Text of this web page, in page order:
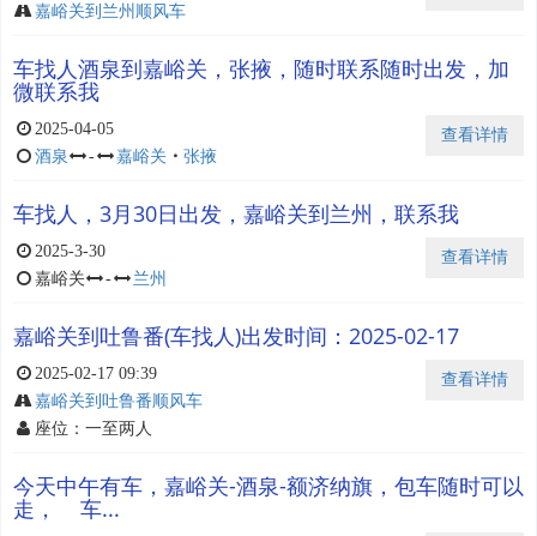
嘉峪关到兰州顺风车
车找人酒泉到嘉峪关，张掖，随时联系随时出发，加
微联系我
查看详情
2025-04-05
酒泉
- 嘉峪关・ 张掖
车找人，3月30日出发，嘉峪关到兰州，联系我
查看详情
2025-3-30
嘉峪关
- 兰州
嘉峪关到吐鲁番(车找人)出发时间：2025-02-17
查看详情
2025-02-17 09:39
嘉峪关到吐鲁番顺风车
座位：一至两人
今天中午有车，嘉峪关-酒泉-额济纳旗，包车随时可以
走， 车...